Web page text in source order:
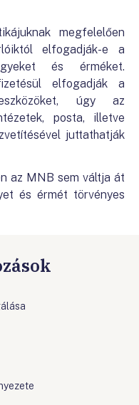
megfelelően
elfogadják-e a
és érméket.
elfogadják a
úgy az
posta, illetve
juttathatják
az MNB sem váltja át
és érmét törvényes